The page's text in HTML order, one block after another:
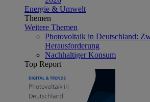
Energie & Umwelt
Themen
Weitere Themen
Photovoltaik in Deutschland:
Herausforderung
Nachhaltiger Konsum
Top Report